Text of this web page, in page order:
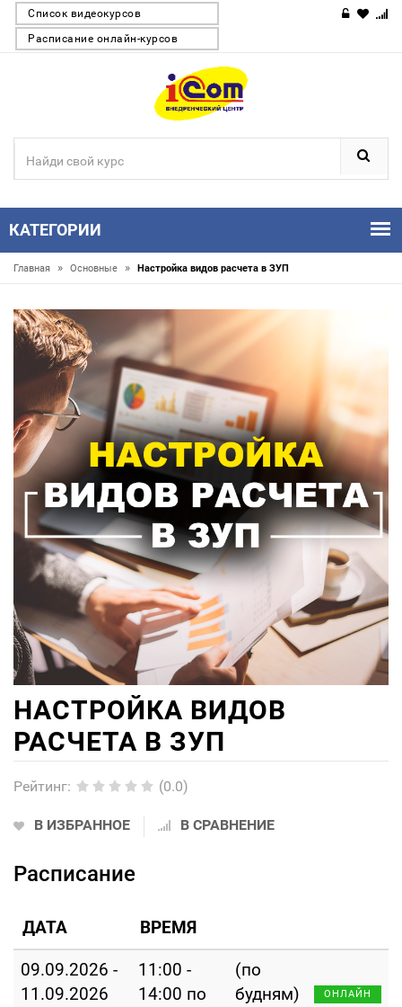
Список видеокурсов
Расписание онлайн-курсов
КАТЕГОРИИ
Главная » Основные » Настройка видов расчета в ЗУП
НАСТРОЙКА ВИДОВ
РАСЧЕТА В ЗУП
Рейтинг: (0.0)
В ИЗБРАННОЕ В СРАВНЕНИЕ
Расписание
ДАТА ВРЕМЯ
09.09.2026 -
11.09.2026
11:00 -
14:00 по
(по
будням)
ОНЛАЙН